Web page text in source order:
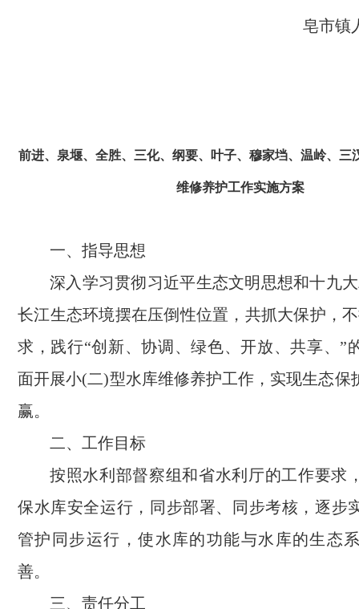
皂市镇
前进、泉堰、全胜、三化、纲要、叶子、 穆家垱、温岭、三
维修养护工作实施方案
一、指导思想
深入学习贯彻习近平生态文明思想和十九
长江生态环境摆在压倒性位置，共抓大保护，
求，践行“创新、协调、绿色、开放、共享、”
面开展小(二)型水库维修养护工作，实现生态保
赢。
二、工作目标
按照水利部督察组和省水利厅的工作要求
保水库安全运行，同步部署、同步考核，逐步
管护同步运行，使水库的功能与水库的生态
善。
三、责任分工